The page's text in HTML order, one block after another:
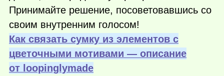
Принимайте решение, посоветовавшись со
своим внутренним голосом!
Как связать сумку из элементов с
цветочными мотивами — описание
от loopinglymade